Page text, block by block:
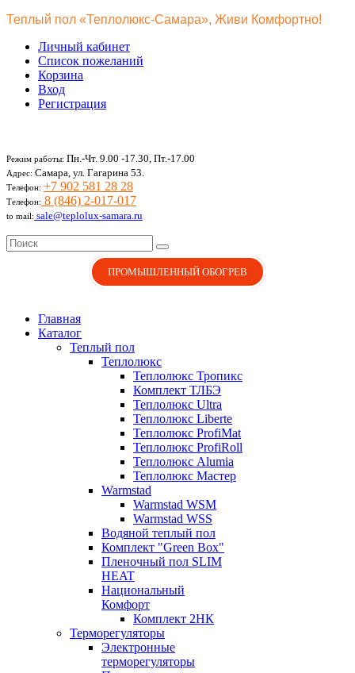
Теплый пол «Теплолюкс-Самара», Живи Комфортно!
Личный кабинет
Список пожеланий
Корзина
Вход
Регистрация
Режим работы: Пн.-Чт. 9.00 -17.30, Пт.-17.00
Адрес: Самара, ул. Гагарина 53.
Телефон: +7 902 581 28 28
Телефон: 8 (846) 2-017-017
to mail: sale@teplolux-samara.ru
ПРОМЫШЛЕННЫЙ ОБОГРЕВ
Главная
Каталог
Теплый пол
Теплолюкс
Теплолюкс Тропикс
Комплект ТЛБЭ
Теплолюкс Ultra
Теплолюкс Liberte
Теплолюкс ProfiMat
Теплолюкс ProfiRoll
Теплолюкс Alumia
Теплолюкс Мастер
Warmstad
Warmstad WSM
Warmstad WSS
Водяной теплый пол
Комплект "Green Box"
Пленочный пол SLIM
HEAT
Национальный
Комфорт
Комплект 2НК
Терморегуляторы
Электронные
терморегуляторы